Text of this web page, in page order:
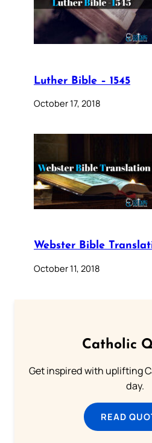
Luther Bible – 1545
October 17, 2018
Webster Bible
October 11, 2018
Catholic
Get inspired with uplifting
day.
READ